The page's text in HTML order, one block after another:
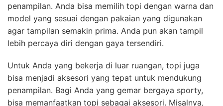
penampilan. Anda bisa memilih topi dengan warna dan
model yang sesuai dengan pakaian yang digunakan
agar tampilan semakin prima. Anda pun akan tampil
lebih percaya diri dengan gaya tersendiri.
Untuk Anda yang bekerja di luar ruangan, topi juga
bisa menjadi aksesori yang tepat untuk mendukung
penampilan. Bagi Anda yang gemar bergaya sporty,
bisa memanfaatkan topi sebagai aksesori. Misalnya,